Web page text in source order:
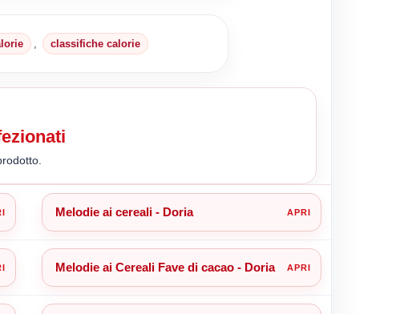
classifiche calorie
Melodie ai cereali - Doria
Melodie ai Cereali Fave di cacao - Doria